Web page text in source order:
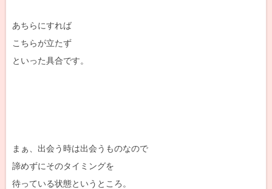
あちらにすれば
こちらが立たず
といった具合です。
まぁ、出会う時は出会うものなので
諦めずにそのタイミングを
待っている状態というところ。